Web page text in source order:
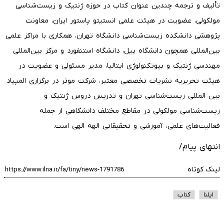
تألیف و ترجمه چندین عنوان کتاب در حوزه ژنتیک و زیست‌شناسی
مولکولی، عضویت در هیئت علمی انستیتو پاستور ایران، معاونت
پژوهشی دانشکده زیست‌شناسی دانشگاه تهران، همکاری با مراکز علمی
بین‌المللی همچون دانشگاه ییل، دانشگاه استنفورد و مرکز بین‌المللی
مهندسی ژنتیک و بیوتکنولوژی ایتالیا، مدیر مسئولی و عضویت در
هیئت تحریریه نشریات تخصصی معتبر، شرکت موثر در برگزاری المپیاد
بین المللی زیست‌شناسی تهران و تدریس دروس ژنتیک و
زیست‌شناسی مولکولی در مقاطع مختلف دانشگاهی از جمله
فعالیت‌های علمی، آموزشی و تحقیقاتی الهه الهی است.
انتهای پیام/
لینک کوتاه
ایلنا کتاب